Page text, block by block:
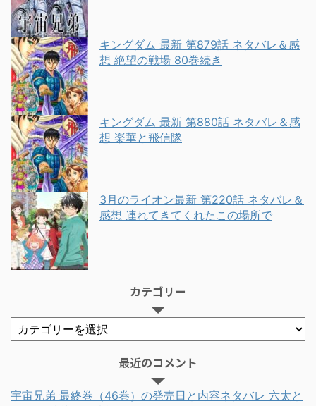
キングダム 最新 第879話 ネタバレ＆感
想 絶望の戦場 80巻続き
キングダム 最新 第880話 ネタバレ＆感
想 楽華と飛信隊
3月のライオン最新 第220話 ネタバレ＆
感想 連れてきてくれたこの場所で
カテゴリー
最近のコメント
宇宙兄弟 最終巻（46巻）の発売日と内容ネタバレ 六太と